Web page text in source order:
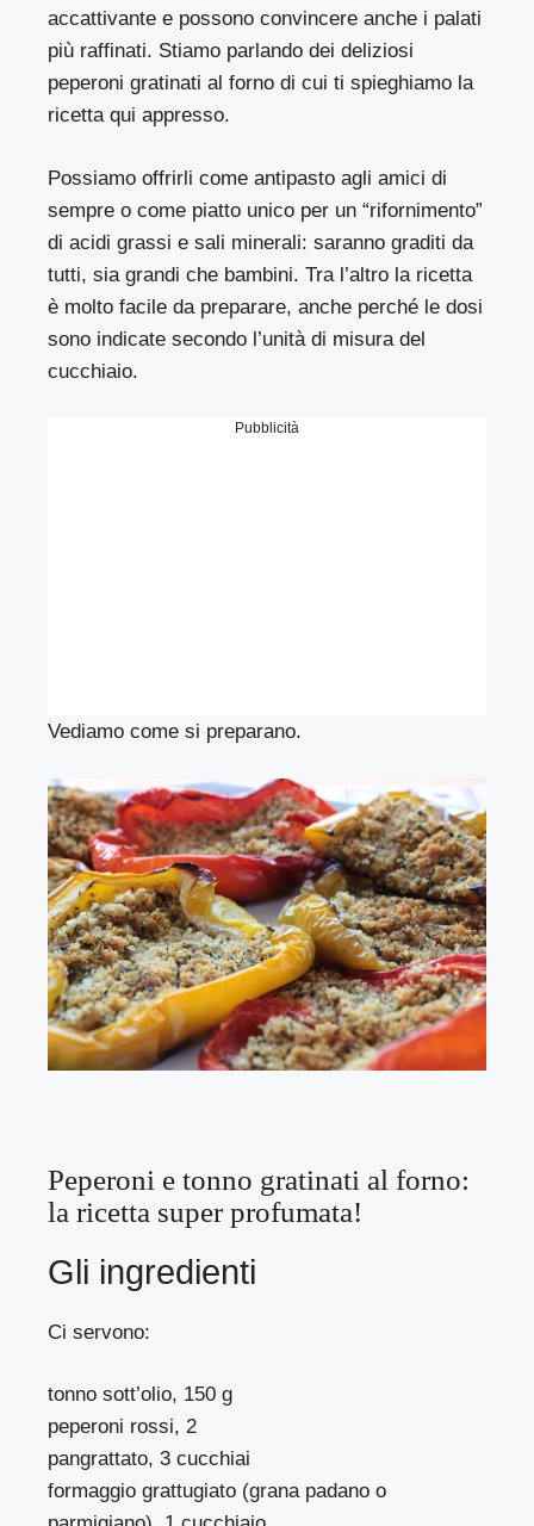
accattivante e possono convincere anche i palati
più raffinati. Stiamo parlando dei deliziosi
peperoni gratinati al forno di cui ti spieghiamo la
ricetta qui appresso.
Possiamo offrirli come antipasto agli amici di
sempre o come piatto unico per un “rifornimento”
di acidi grassi e sali minerali: saranno graditi da
tutti, sia grandi che bambini. Tra l’altro la ricetta
è molto facile da preparare, anche perché le dosi
sono indicate secondo l’unità di misura del
cucchiaio.
Pubblicità
Vediamo come si preparano.
Peperoni e tonno gratinati al forno:
la ricetta super profumata!
Gli ingredienti
Ci servono:
tonno sott’olio, 150 g
peperoni rossi, 2
pangrattato, 3 cucchiai
formaggio grattugiato (grana padano o